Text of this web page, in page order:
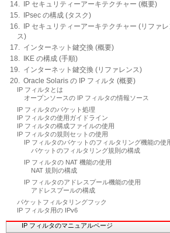
14. IP セキュリティーアーキテクチャー (概要)
15. IPsec の構成 (タスク)
16. IP セキュリティーアーキテクチャー (リファレ
ス)
17. インターネット鍵交換 (概要)
18. IKE の構成 (手順)
19. インターネット鍵交換 (リファレンス)
20. Oracle Solaris の IP フィルタ (概要)
IP フィルタとは
オープンソースの IP フィルタの情報ソース
IP フィルタのパケット処理
IP フィルタの使用ガイドライン
IP フィルタの構成ファイルの使用
IP フィルタの規則セットの使用
IP フィルタのパケットのフィルタリング機能の使
パケットのフィルタリング規則の構成
IP フィルタの NAT 機能の使用
NAT 規則の構成
IP フィルタのアドレスプール機能の使用
アドレスプールの構成
パケットフィルタリングフック
IP フィルタ用の IPv6
IP フィルタのマニュアルページ